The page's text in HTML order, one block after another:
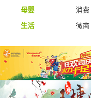
母婴
消费
生活
微商